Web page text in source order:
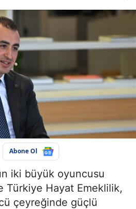
Abone Ol
iki büyük oyuncusu
Türkiye Hayat Emeklilik,
çeyreğinde güçlü